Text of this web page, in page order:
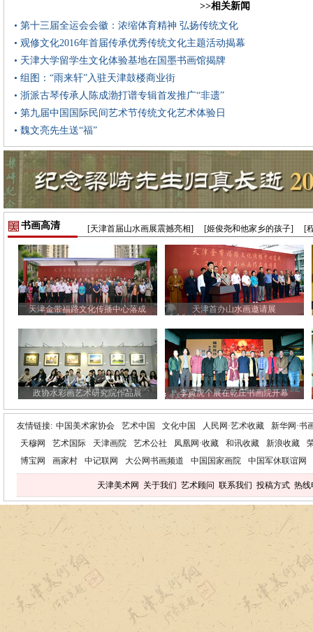
>>相关新闻
• 第十三届全运会会徽：浓缩体育精神 弘扬传统文化
• 观修文化2016年首届传承优秀传统文化主题活动揭幕
• 天津大学留学生文化体验基地在国墨书画馆揭牌
• 组图：“雨来轩”入驻天津鼓楼商业街
• 浙派古琴传承人陈成渤打谱专辑首发推广“非遗”
• 第九届中国国际民间艺术节传统文化艺术体验日
• 魏文亮先生送“福”
书画高清 [天津首届山水画展震撼亮相] [姬俊尧和他家乡的孩子] [
天津金带福路文化传播中心落成 天津首办山水画邀请展
政协水彩画艺术研究院作品展 李寅虎个展在乾庄书画院开幕
友情链接: 中国美术家协会 艺术中国 文化中国 人民网·艺术收藏
新华网·书
天穆网
艺术国际 天津画院 艺术公社 凤凰网·收藏 和讯收藏 新浪收藏
博宝网
画家村 中记联网 大公网书画频道 中国国家画院 中国军休联谊网
天津美术网 关于我们 艺术顾问 联系我们 投稿方式 热线